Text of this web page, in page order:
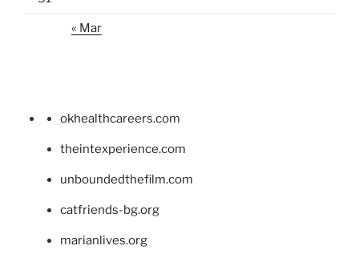
« Mar
okhealthcareers.com
theintexperience.com
unboundedthefilm.com
catfriends-bg.org
marianlives.org